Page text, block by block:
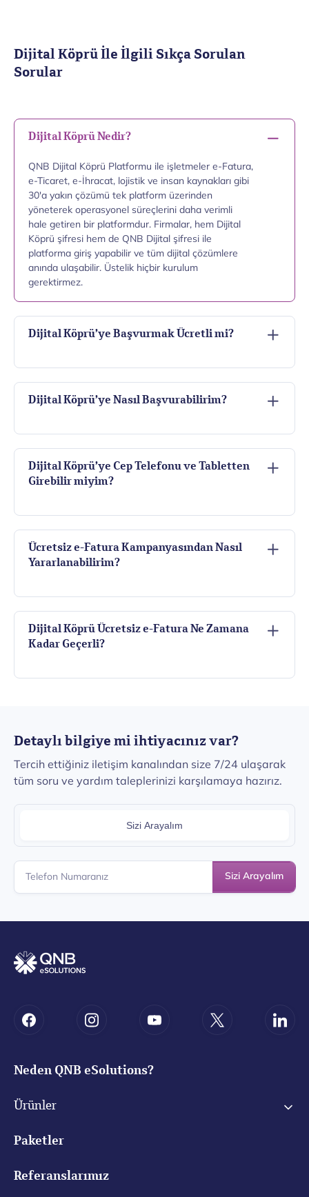
Dijital Köprü İle İlgili Sıkça Sorulan
Sorular
Dijital Köprü Nedir?
QNB Dijital Köprü Platformu ile işletmeler e-Fatura,
e-Ticaret, e-İhracat, lojistik ve insan kaynakları gibi
30'a yakın çözümü tek platform üzerinden
yöneterek operasyonel süreçlerini daha verimli
hale getiren bir platformdur. Firmalar, hem Dijital
Köprü şifresi hem de QNB Dijital şifresi ile
platforma giriş yapabilir ve tüm dijital çözümlere
anında ulaşabilir. Üstelik hiçbir kurulum
gerektirmez.
Dijital Köprü’ye Başvurmak Ücretli mi?
Dijital Köprü’ye Nasıl Başvurabilirim?
Dijital Köprü’ye Cep Telefonu ve Tabletten
Girebilir miyim?
Ücretsiz e-Fatura Kampanyasından Nasıl
Yararlanabilirim?
Dijital Köprü Ücretsiz e-Fatura Ne Zamana
Kadar Geçerli?
Detaylı bilgiye mi ihtiyacınız var?
Tercih ettiğiniz iletişim kanalından size 7/24 ulaşarak
tüm soru ve yardım taleplerinizi karşılamaya hazırız.
Sizi Arayalım
Sizi Arayalım
Neden QNB eSolutions?
Ürünler
Paketler
Referanslarımız